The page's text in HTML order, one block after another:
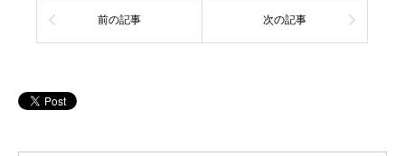
前の記事 次の記事